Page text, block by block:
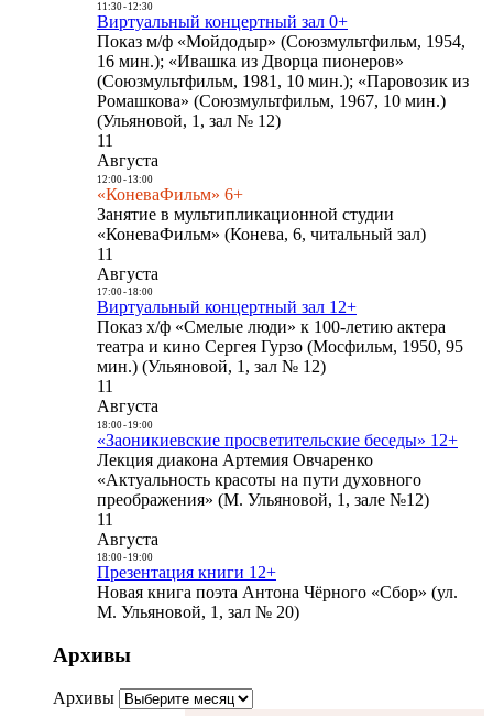
11:30- 12:30
Виртуальный концертный зал 0+
Показ м/ф «Мойдодыр» (Союзмультфильм, 1954,
16 мин.); «Ивашка из Дворца пионеров»
(Союзмультфильм, 1981, 10 мин.); «Паровозик из
Ромашкова» (Союзмультфильм, 1967, 10 мин.)
(Ульяновой, 1, зал № 12)
11
Августа
12:00- 13:00
«КоневаФильм» 6+
Занятие в мультипликационной студии
«КоневаФильм» (Конева, 6, читальный зал)
11
Августа
17:00- 18:00
Виртуальный концертный зал 12+
Показ х/ф «Смелые люди» к 100-летию актера
театра и кино Сергея Гурзо (Мосфильм, 1950, 95
мин.) (Ульяновой, 1, зал № 12)
11
Августа
18:00- 19:00
«Заоникиевские просветительские беседы» 12+
Лекция диакона Артемия Овчаренко
«Актуальность красоты на пути духовного
преображения» (М. Ульяновой, 1, зале №12)
11
Августа
18:00- 19:00
Презентация книги 12+
Новая книга поэта Антона Чёрного «Сбор» (ул.
М. Ульяновой, 1, зал № 20)
Архивы
Архивы